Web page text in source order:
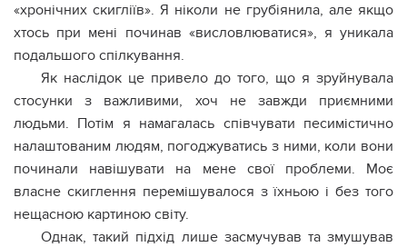
«хронічних скигліїв». Я ніколи не грубіянила, але якщо
хтось при мені починав «висловлюватися», я уникала
подальшого спілкування.
Як наслідок це привело до того, що я зруйнувала
стосунки з важливими, хоч не завжди приємними
людьми. Потім я намагалась співчувати песимістично
налаштованим людям, погоджуватись з ними, коли вони
починали навішувати на мене свої проблеми. Моє
власне скиглення перемішувалося з їхньою і без того
нещасною картиною світу.
Однак, такий підхід лише засмучував та змушував